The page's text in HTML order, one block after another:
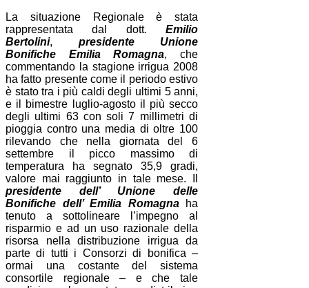
La situazione Regionale è stata
rappresentata dal dott.Emilio
Bertolini, presidente Unione
Bonifiche Emilia Romagna, che
commentando la stagione irrigua 2008
ha fatto presente come il periodo estivo
è stato tra i più caldi degli ultimi 5 anni,
e il bimestre luglio-agosto il più secco
degli ultimi 63 con soli 7 millimetri di
pioggia contro una media di oltre 100
rilevando che nella giornata del 6
settembre il picco massimo di
temperatura ha segnato 35,9 gradi,
valore mai raggiunto in tale mese. Il
presidente dell’ Unione delle
Bonifiche dell’ Emilia Romagnaha
tenuto a sottolineare l’impegno al
risparmio e ad un uso razionale della
risorsa nella distribuzione irrigua da
parte di tutti i Consorzi di bonifica –
ormai una costante del sistema
consortile regionale – e che tale